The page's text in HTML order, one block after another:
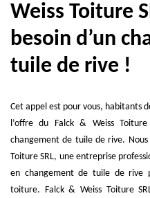
Weiss Toiture
besoin d’un
tuile de rive !
Cet appel est pour vous, habitants
l’offre du Falck & Weiss
changement de tuile de rive.
Toiture SRL, une entreprise
en changement de tuile de rive
toiture. Falck & Weiss Toiture